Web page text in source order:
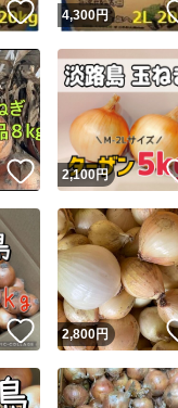
いいね！
4,300円
いいね！
2,100円
いいね！
2,800円